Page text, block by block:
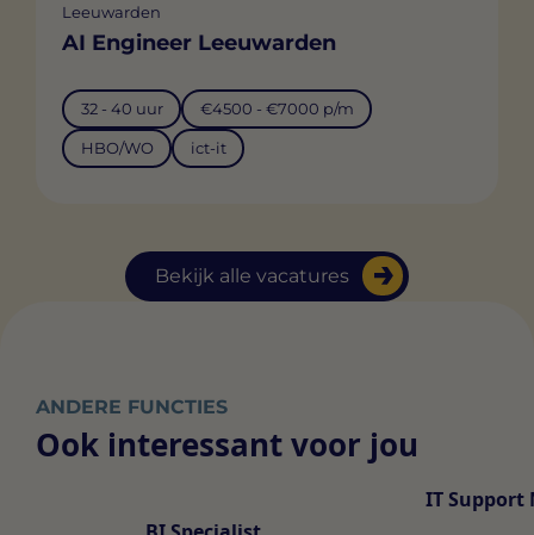
Bekijk alle vacatures
Leeuwarden
AI Engineer Leeuwarden
32 - 40 uur €4500 - €7000 p/m
HBO/WO ict-it
ANDERE FUNCTIES
Ook interessant voor jou
IT Support